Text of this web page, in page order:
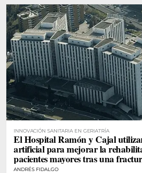
INNOVACIÓN SANITARIA EN GERIATRÍA
El Hospital Ramón y Cajal
artificial para mejorar la
pacientes mayores tras una
ANDRÉS FIDALGO